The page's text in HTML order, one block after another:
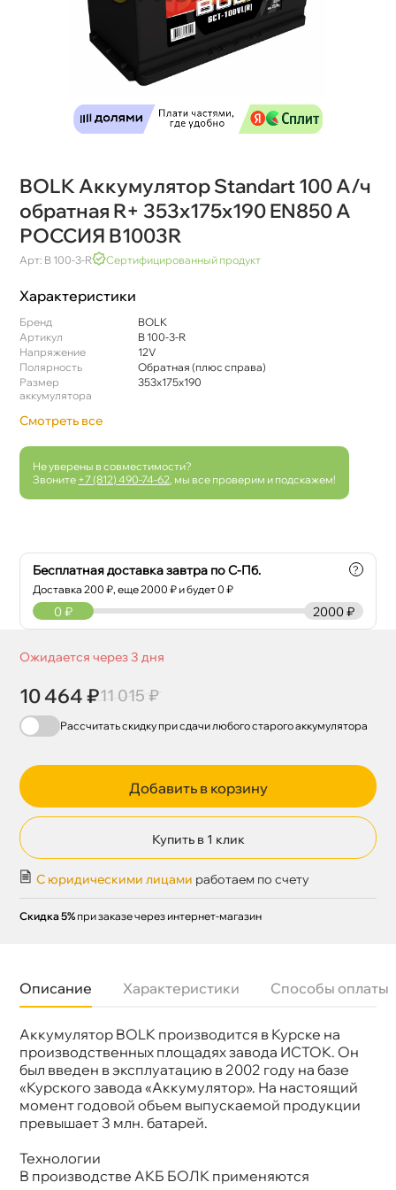
BOLK Аккумулятор Standart 100 А/ч
обратная R+ 353x175x190 EN850 А
РОССИЯ B1003R
Арт: B 100-3-R Сертифицированный продукт
Характеристики
Бренд
BOLK
Артикул
B 100-3-R
Напряжение
12V
Полярность
Обратная (плюс справа)
Размер
аккумулятора
353x175x190
Смотреть все
Не уверены в совместимости?
Звоните +7 (812) 490-74-62 , мы все проверим и подскажем!
Бесплатная доставка завтра по С-Пб.
Доставка200 ₽, еще2000 ₽ и будет 0 ₽
?
2000 ₽
0 ₽
Ожидается через 3 дня
10 464 ₽11 015 ₽
Рассчитать скидку при сдачилюбогостарого аккумулятора
Добавить в корзину
Купить в 1 клик
С юридическими лицами работаем по счету
Скидка 5% при заказе через интернет-магазин
Описание Характеристики Способы оплаты
Аккумулятор BOLK производится в Курске на
производственных площадях завода ИСТОК. Он
ыл введен в эксплуатацию в 2002 году на базе
«Курского завода «Аккумулятор». На настоящий
момент годовой объем выпускаемой продукции
превышает 3 млн. батарей.
Технологии
производстве АКБ БОЛК применяются
Бренд
BOLK
Артикул
B 100-3-R
Напряжение
12V
Полярность
Обратная (плюс справа)
Размер
аккумулятора
353x175x190
Емкость А/ч
100
Ток холодной